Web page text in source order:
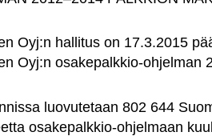
Oyj:n hallitus on 17.3.2015
Oyj:n osakepalkkio-ohjelman
luovutetaan 802 644
osakepalkkio-ohjelmaan